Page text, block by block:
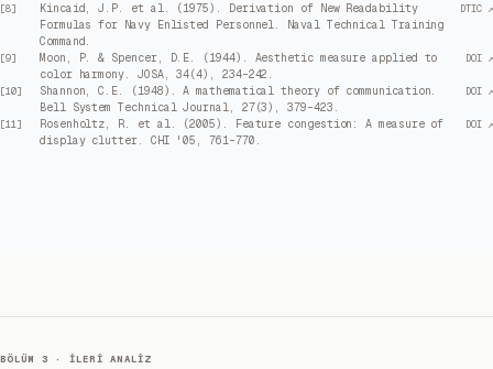
[8]
Kincaid, J.P. et al. (1975). Derivation of New Readability
Formulas for Navy Enlisted Personnel. Naval Technical Training
Command.
DTIC ↗
[9]
Moon, P. & Spencer, D.E. (1944). Aesthetic measure applied to
color harmony. JOSA, 34(4), 234–242.
DOI ↗
[10]
Shannon, C.E. (1948). A mathematical theory of communication.
Bell System Technical Journal, 27(3), 379–423.
DOI ↗
[11]
Rosenholtz, R. et al. (2005). Feature congestion: A measure of
display clutter. CHI '05, 761–770.
DOI ↗
BÖLÜM 3 · İLERI ANALIZ